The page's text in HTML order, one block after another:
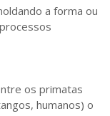
a forma ou
os primatas
humanos) o